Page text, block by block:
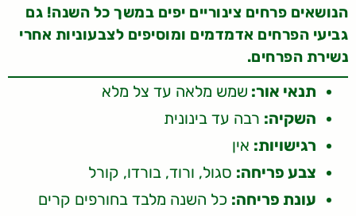
הנושאים פרחים צינוריים יפים במשך כל השנה! גם
גביעי הפרחים אדמדמים ומוסיפים לצבעוניות אחרי
נשירת הפרחים.
תנאי אור: שמש מלאה עד צל מלא
השקיה: רבה עד בינונית
רגישויות: אין
צבע פריחה: סגול, ורוד, בורדו, קורל
עונת פריחה: כל השנה מלבד בחורפים קרים